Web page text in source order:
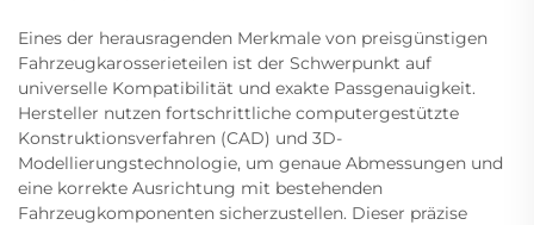
Eines der herausragenden Merkmale von preisgünstigen
Fahrzeugkarosserieteilen ist der Schwerpunkt auf
universelle Kompatibilität und exakte Passgenauigkeit.
Hersteller nutzen fortschrittliche computergestützte
Konstruktionsverfahren (CAD) und 3D-
Modellierungstechnologie, um genaue Abmessungen und
eine korrekte Ausrichtung mit bestehenden
Fahrzeugkomponenten sicherzustellen. Dieser präzise